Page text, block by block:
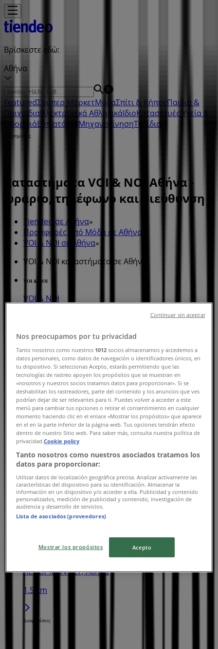
Βρίσκεστε εδώ:
Αθήνα
FeaturedΣούπερ ΜάρκετΜόδαΣπίτι & ΚήποςΠαιδιά &
ΠαιχνίδιαΗλεκτρονικάΑθλητικάΙδιοΚατασκευές Υγεία &
ΟμορφιάΕστιατόρια ΜηχανοκίνησηΤαξίδια
Διαφημίσεις
Καταστήματα VOI & NOI Αθήνα -
ωράριο, τηλέφωνο και διεύθυνση
Tiendeo σε Αθήνα»
Προσφορές από Μόδα σε Αθήνα
VOI & NOI σε Αθήνα»
VOI & NOI καταστήματα σε Αθήνα
VOI & NOI
695 m
VOI & NOI
ΑΧΑΡΝΩΝ 108, Αθήνα
710 m
VOI & NOI
ΠΑΤΗΣΙΩΝ 164, Γαλάτσι
1.5 km
VOI & NOI
ΛΕΝΟΡΜΑΝ 127, Αθήνα
1.5 km
Διαφημίσεις
Nos preocupamos por tu privacidad
Tanto nosotros como nuestros 1012 socios almacenamos y accedemos a
datos personales, como datos de navegación o identificadores únicos, en
tu dispositivo. Si seleccionas Acepto, estarás permitiendo que las
tecnologías de rastreo apoyen los propósitos que se muestran en
«nosotros y nuestros socios tratamos datos para proporcionar». Si se
deshabilitan los rastreadores, parte del contenido y los anuncios que ves
podrían dejar de ser relevantes para ti. Puedes volver a acceder a este
menú para cambiar tus opciones o retirar el consentimiento en cualquier
momento haciendo clic en el enlace «Mostrar los propósitos» que aparece
en el en la parte inferior de la página web. Tus opciones tendrán efecto
dentro de nuestro Sitio web. Para saber más, consulta nuestra política de
privacidad.Cookie policy
Tanto nosotros como nuestros asociados tratamos los
datos para proporcionar:
Utilizar datos de localización geográfica precisa. Analizar activamente las
características del dispositivo para su identificación. Almacenar la
información en un dispositivo y/o acceder a ella. Publicidad y contenido
personalizados, medición de publicidad y contenido, investigación de
audiencia y desarrollo de servicios.
Lista de asociados (proveedores)
Mostrar los propósitos Acepto
Continuar sin aceptar